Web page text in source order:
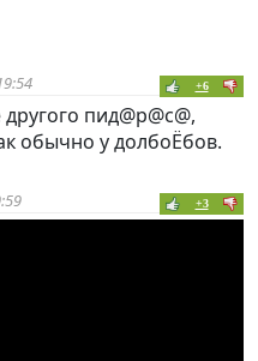
+6
пид@р@с@,
обычно у долбоЁбов.
+3